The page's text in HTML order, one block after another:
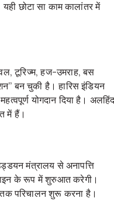
यही छोटा सा काम कालांतर में
टूरिज्म, हज-उमराह, बस
बन चुकी है। हारिस इंडियन
योगदान दिया है।
में हैं।
मंत्रालय से अनापत्ति
के रूप में शुरुआत करेगी।
परिचालन शुरू करना है।